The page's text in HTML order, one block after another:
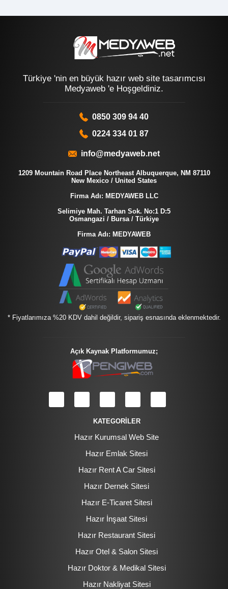
Türkiye 'nin en büyük hazır web site tasarımcısı
Medyaweb 'e Hoşgeldiniz.
0850 309 94 40
0224 334 01 87
info@medyaweb.net
1209 Mountain Road Place Northeast Albuquerque, NM 87110
New Mexico / United States
Firma Adı: MEDYAWEB LLC
Selimiye Mah. Tarhan Sok. No:1 D:5
Osmangazi / Bursa / Türkiye
Firma Adı: MEDYAWEB
* Fiyatlarımıza %20 KDV dahil değildir, sipariş esnasında eklenmektedir.
Açık Kaynak Platformumuz;
KATEGORİLER
Hazır Kurumsal Web Site
Hazır Emlak Sitesi
Hazır Rent A Car Sitesi
Hazır Dernek Sitesi
Hazır E-Ticaret Sitesi
Hazır İnşaat Sitesi
Hazır Restaurant Sitesi
Hazır Otel & Salon Sitesi
Hazır Doktor & Medikal Sitesi
Hazır Nakliyat Sitesi